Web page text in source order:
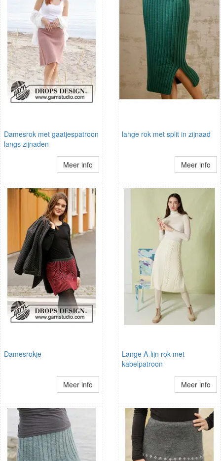
Damesrok met gaatjespatroon
langs zijnaden
Meer info
lange rok met split in zijnaad
Meer info
Damesrokje
Meer info
Lange A-lijn rok met
kabelpatroon
Meer info